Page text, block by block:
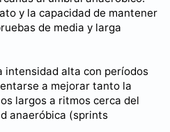
y la capacidad de mantener
de media y larga
intensidad alta con períodos
a mejorar tanto la
largos a ritmos cerca del
anaeróbica (sprints